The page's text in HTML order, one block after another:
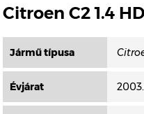
Citroen C2 1.4
Jármű típusa
Évjárat